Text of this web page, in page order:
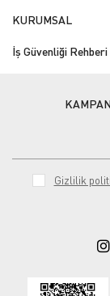
KURUMSAL
İş Güvenliği Rehberi
Gizlilik